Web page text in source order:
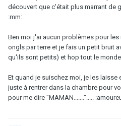
découvert que c'était plus marrant de
:mm:
Ben moi j'ai aucun problèmes pour
ongls par terre et je fais un petit bruit
qu'ils sont petits) et hop tout le monde
Et quand je suischez moi, je les laisse
juste à rentrer dans la chambre pour
pour me dire "MAMAN.......".....